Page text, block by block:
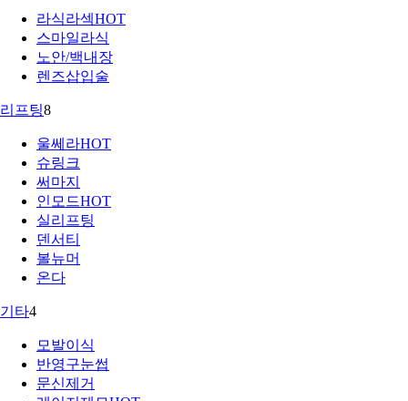
라식라섹HOT
스마일라식
노안/백내장
렌즈삽입술
리프팅8
울쎄라HOT
슈링크
써마지
인모드HOT
실리프팅
덴서티
볼뉴머
온다
기타4
모발이식
반영구눈썹
문신제거